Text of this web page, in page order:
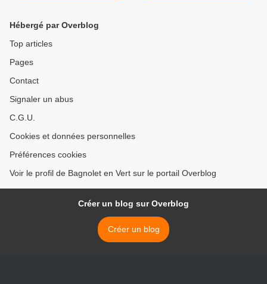
Hébergé par Overblog
Top articles
Pages
Contact
Signaler un abus
C.G.U.
Cookies et données personnelles
Préférences cookies
Voir le profil de Bagnolet en Vert sur le portail Overblog
Créer un blog sur Overblog
Créer un blog